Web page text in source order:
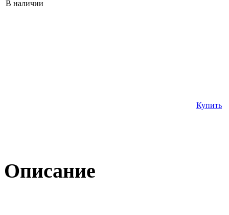
В наличии
Купить
Описание